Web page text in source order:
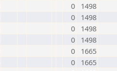
0
1498
0
1498
0
1498
0
1498
0
1665
0
1665